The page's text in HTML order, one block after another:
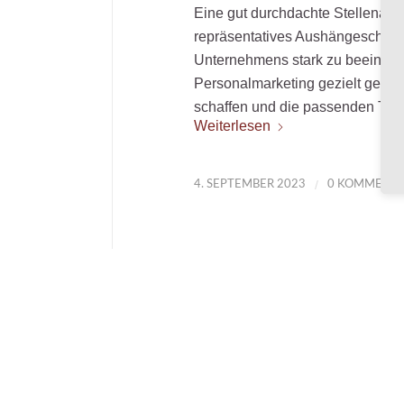
Eine gut durchdachte
repräsentatives
Unternehmens stark zu
Personalmarketing gezielt
schaffen und die passenden
Weiterlesen
4. SEPTEMBER 2023 / 0